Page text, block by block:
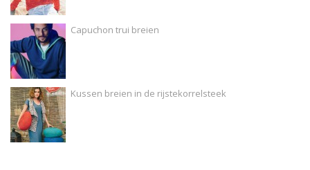
Capuchon trui breien
Kussen breien in de rijstekorrelsteek